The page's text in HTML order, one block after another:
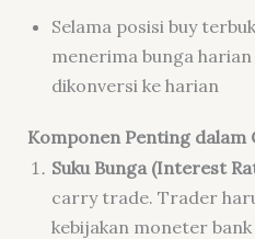
Selama posisi buy
menerima bunga
dikonversi ke harian
Komponen Penting dalam
Suku Bunga (Interest
carry trade. Trader
kebijakan moneter